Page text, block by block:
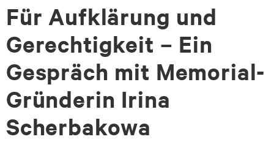
Für Aufklärung und
Gerechtigkeit – Ein
Gespräch mit Memorial-
Gründerin Irina
Scherbakowa